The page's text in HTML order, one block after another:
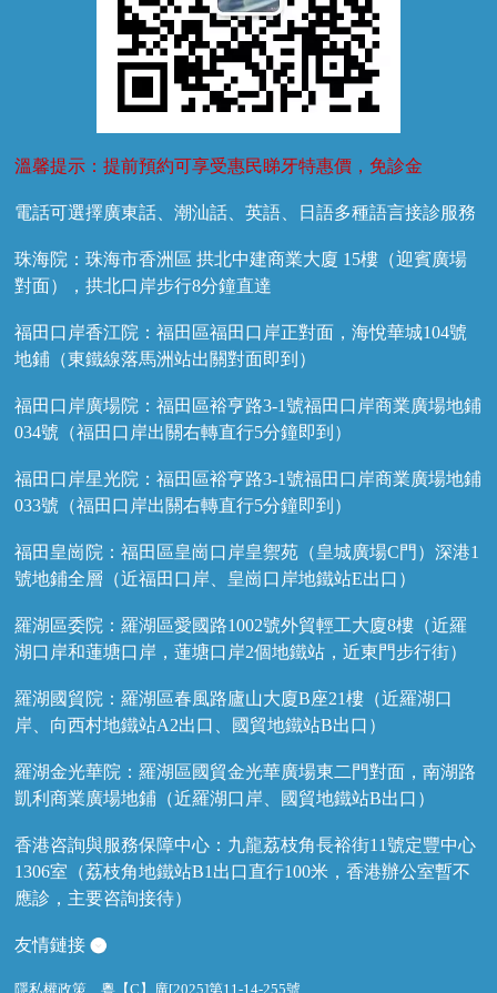
溫馨提示：提前預約可享受惠民睇牙特惠價，免診金
電話可選擇廣東話、潮汕話、英語、日語多種語言接診服務
珠海院：珠海市香洲區 拱北中建商業大廈 15樓（迎賓廣場
對面），拱北口岸步行8分鐘直達
福田口岸香江院：福田區福田口岸正對面，海悅華城104號
地鋪（東鐵線落馬洲站出關對面即到）
福田口岸廣場院：福田區裕亨路3-1號福田口岸商業廣場地鋪
034號（福田口岸出關右轉直行5分鐘即到）
福田口岸星光院：福田區裕亨路3-1號福田口岸商業廣場地鋪
033號（福田口岸出關右轉直行5分鐘即到）
福田皇崗院：福田區皇崗口岸皇禦苑（皇城廣場C門）深港1
號地鋪全層（近福田口岸、皇崗口岸地鐵站E出口）
羅湖區委院：羅湖區愛國路1002號外貿輕工大廈8樓（近羅
湖口岸和蓮塘口岸，蓮塘口岸2個地鐵站，近東門步行街）
羅湖國貿院：羅湖區春風路廬山大廈B座21樓（近羅湖口
岸、向西村地鐵站A2出口、國貿地鐵站B出口）
羅湖金光華院：羅湖區國貿金光華廣場東二門對面，南湖路
凱利商業廣場地鋪（近羅湖口岸、國貿地鐵站B出口）
香港咨詢與服務保障中心：九龍荔枝角長裕街11號定豐中心
1306室（荔枝角地鐵站B1出口直行100米，香港辦公室暫不
應診，主要咨詢接待）
友情鏈接
隱私權政策 粵【C】廣[2025]第11-14-255號